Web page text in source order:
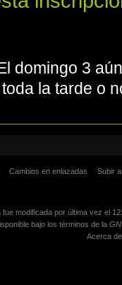
domingo 3
la tarde o
Cambios en enlazadas Subir
fue modificada por última vez el
bajo los términos de la
Acerca